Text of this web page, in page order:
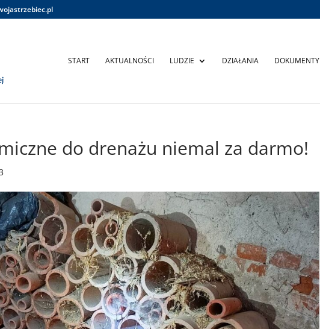
START AKTUALNOŚCI LUDZIE DZIAŁANIA DOKUMENTY
do drenażu niemal za darmo!